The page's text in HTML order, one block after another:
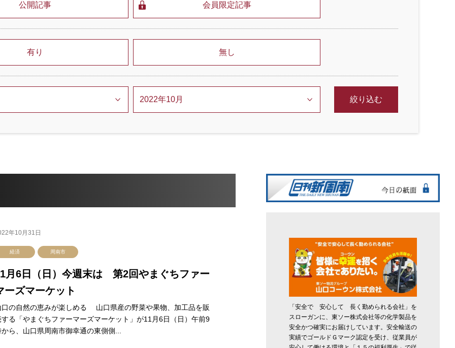
公開記事 会員限定記事
有り 無し
絞り込む
年10月31日
経済 周南市
月6日（日）今週末は 第2回やまぐちファー
ーズマーケット
口の自然の恵みが楽しめる 山口県産の野菜や果物、加工品を販
する「やまぐちファーマーズマーケット」が11月6日（日）午前9
ら、山口県周南市御幸通の東側側...
「安全で 安心して 長く勤められる会社」を
スローガンに、東ソー株式会社等の化学製品を
安全かつ確実にお届けしています。安全輸送の
実績でゴールドＧマーク認定を受け、従業員が